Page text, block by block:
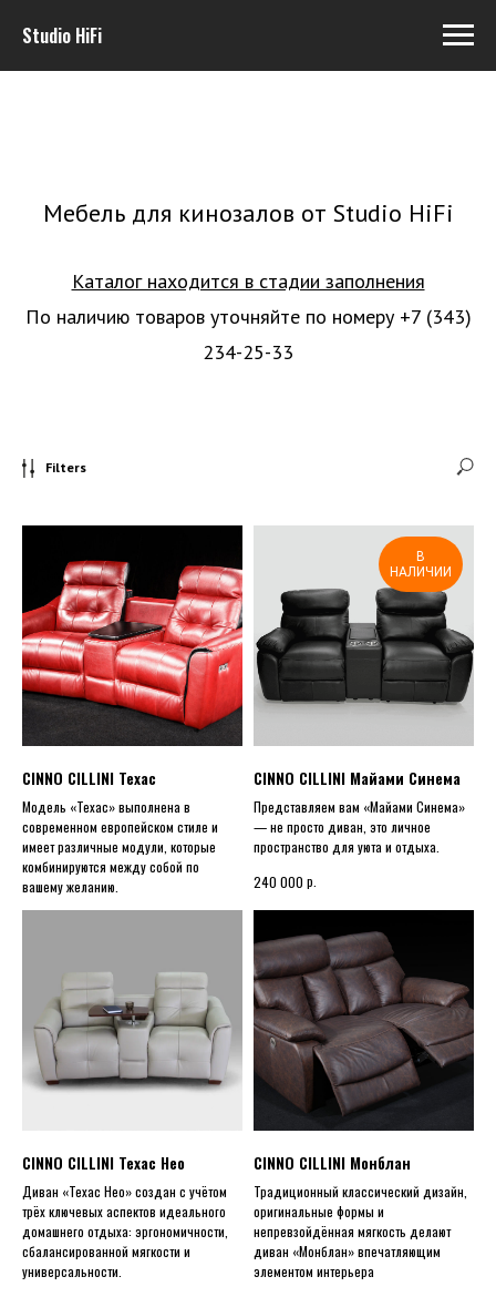
Studio HiFi
Мебель для кинозалов от Studio HiFi
Каталог находится в стадии заполнения
По наличию товаров уточняйте по номеру +7 (343)
234-25-33
Filters
CINNO CILLINI Техас
Модель «Техас» выполнена в
современном европейском стиле и
имеет различные модули, которые
комбинируются между собой по
вашему желанию.
В
НАЛИЧИИ
CINNO CILLINI Майами Синема
Представляем вам «Майами Синема»
— не просто диван, это личное
пространство для уюта и отдыха.
240 000 р.
CINNO CILLINI Техас Нео
Диван «Техас Нео» создан с учётом
трёх ключевых аспектов идеального
домашнего отдыха: эргономичности,
сбалансированной мягкости и
универсальности.
CINNO CILLINI Монблан
Традиционный классический дизайн,
оригинальные формы и
непревзойдённая мягкость делают
диван «Монблан» впечатляющим
элементом интерьера